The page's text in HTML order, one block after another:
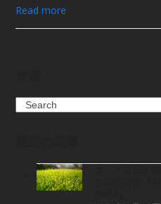
Read more
Search